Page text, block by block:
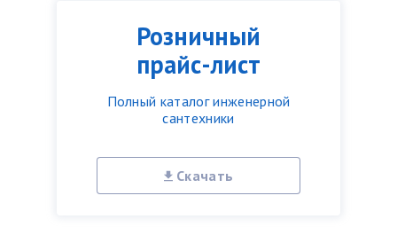
Розничный
прайс-лист
Полный каталог инженерной
сантехники
Скачать